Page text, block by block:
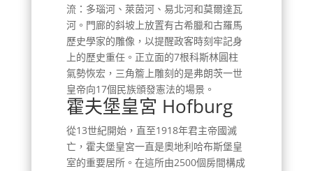
流：多瑙河、萊茵河、易北河和莫爾達瓦
河。門廊的斜坡上放置有古希臘和古羅馬
歷史學家的雕像，以提醒政客時刻牢記身
上的歷史重任。正立面的7根科斯林圓柱
氣勢恢宏，三角簷上雕刻的是弗朗茨一世
皇帝向17個民族頒發憲法的場景。
霍夫堡皇宮 Hofburg
從13世紀開始，直至1918年君主帝國滅
亡，霍夫堡皇宮一直是奧地利哈布斯堡皇
室的重要居所。在這所由2500個房間構成